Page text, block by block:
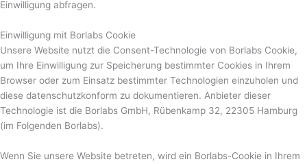
Einwilligung abfragen.
Einwilligung mit Borlabs Cookie
Unsere Website nutzt die Consent-Technologie von Borlabs Cookie,
um Ihre Einwilligung zur Speicherung bestimmter Cookies in Ihrem
Browser oder zum Einsatz bestimmter Technologien einzuholen und
diese datenschutzkonform zu dokumentieren. Anbieter dieser
Technologie ist die Borlabs GmbH, Rübenkamp 32, 22305 Hamburg
(im Folgenden Borlabs).
Wenn Sie unsere Website betreten, wird ein Borlabs-Cookie in Ihrem